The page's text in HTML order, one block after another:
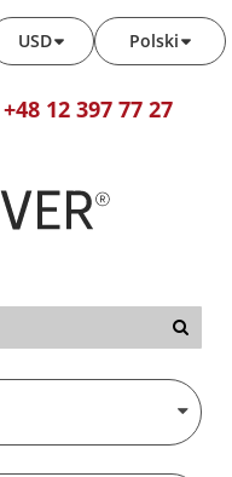
Polski
USD
+48 12 397 77 27